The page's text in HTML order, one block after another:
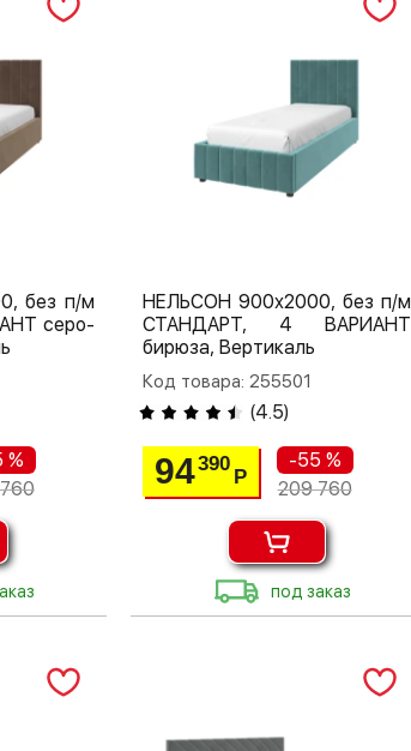
без п/м
серо-
%
НЕЛЬСОН 900х2000, без п/м
СТАНДАРТ, 4 ВАРИАНТ
бирюза, Вертикаль
Код товара: 255501
(4.5)
94390
Р
-55 %
209 760
под заказ